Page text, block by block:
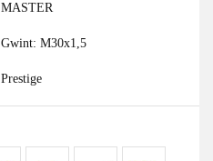
MASTER
Gwint: M30x1,5
Prestige